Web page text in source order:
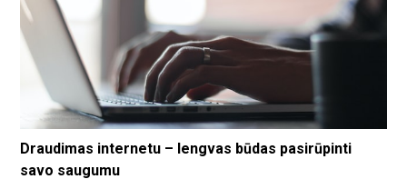
Draudimas internetu – lengvas būdas pasirūpinti
savo saugumu